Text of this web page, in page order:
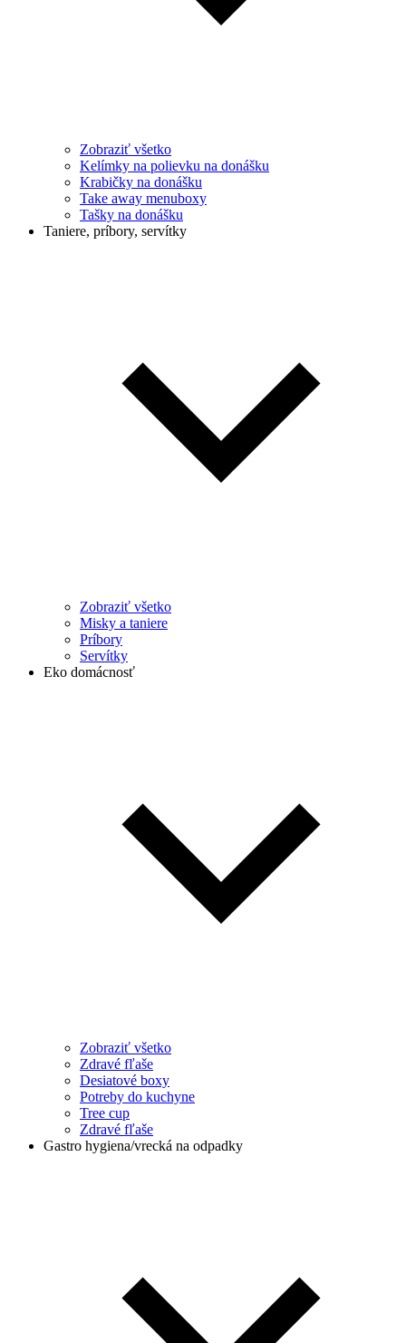
Zobraziť všetko
Kelímky na polievku na donášku
Krabičky na donášku
Take away menuboxy
Tašky na donášku
Taniere, príbory, servítky
Zobraziť všetko
Misky a taniere
Príbory
Servítky
Eko domácnosť
Zobraziť všetko
Zdravé fľaše
Desiatové boxy
Potreby do kuchyne
Tree cup
Zdravé fľaše
Gastro hygiena/vrecká na odpadky